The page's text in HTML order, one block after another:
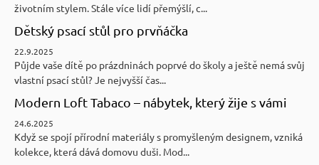
životním stylem. Stále více lidí přemýšlí, c...
Dětský psací stůl pro prvňáčka
22.9.2025
Půjde vaše dítě po prázdninách poprvé do školy a ještě nemá svůj
vlastní psací stůl? Je nejvyšší čas...
Modern Loft Tabaco – nábytek, který žije s vámi
24.6.2025
Když se spojí přírodní materiály s promyšleným designem, vzniká
kolekce, která dává domovu duši. Mod...